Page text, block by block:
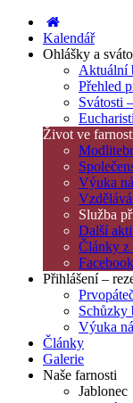
Kalendář
Ohlášky a
Aktuální
Přehled
Svátosti
Život ve
Výuka
Služba
Další
Články z
Přihlášení –
Schůzky
Výuka
Články
Galerie
Naše farnosti
Jablonec